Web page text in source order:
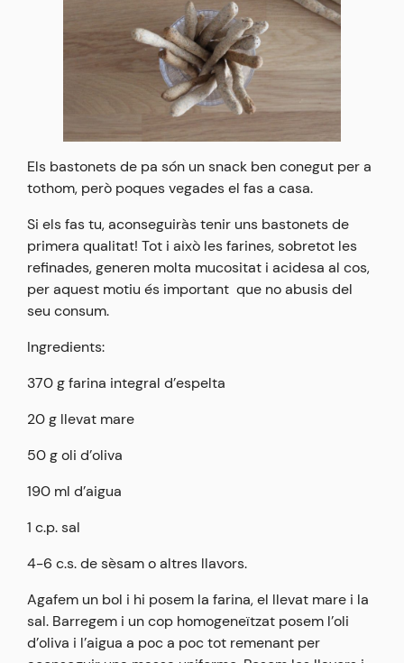
Els bastonets de pa són un snack ben conegut per a
tothom, però poques vegades el fas a casa.
Si els fas tu, aconseguiràs tenir uns bastonets de
primera qualitat! Tot i això les farines, sobretot les
refinades, generen molta mucositat i acidesa al cos,
per aquest motiu és important que no abusis del
seu consum.
Ingredients:
370 g farina integral d’espelta
20 g llevat mare
50 g oli d’oliva
190 ml d’aigua
1 c.p. sal
4-6 c.s. de sèsam o altres llavors.
Agafem un bol i hi posem la farina, el llevat mare i la
sal. Barregem i un cop homogeneïtzat posem l’oli
d’oliva i l’aigua a poc a poc tot remenant per